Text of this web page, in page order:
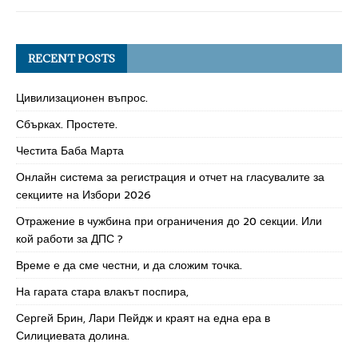
RECENT POSTS
Цивилизационен въпрос.
Сбърках. Простете.
Честита Баба Марта
Онлайн система за регистрация и отчет на гласувалите за
секциите на Избори 2026
Отражение в чужбина при ограничения до 20 секции. Или
кой работи за ДПС ?
Време е да сме честни, и да сложим точка.
На гарата стара влакът поспира,
Сергей Брин, Лари Пейдж и краят на една ера в
Силициевата долина.